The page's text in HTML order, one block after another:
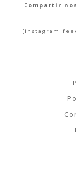
Compartir
[instagram-